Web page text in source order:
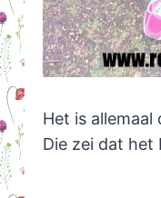
Het is allemaal
Die zei dat het